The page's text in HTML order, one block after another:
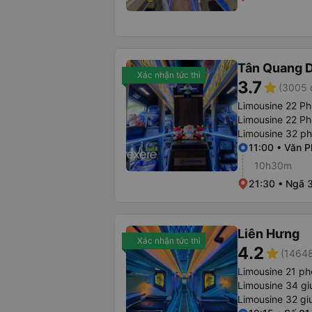
Xác nhận tức thì Tân Quang
3.7star (3005
Limousine 22
Limousine 22
Limousine 32
11:00 • Văn
10h30m
21:30 • Ngã
Xác nhận tức thì Liên Hưng
4.2star
Limousine 21
Limousine 34
Limousine 32